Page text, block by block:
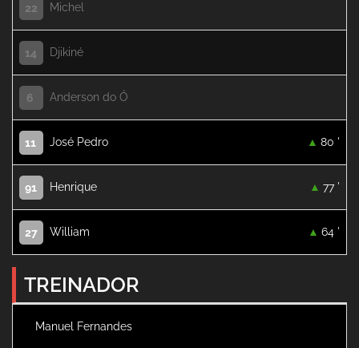
22 Michel
14 Djikiné
6 Anderson do Ó
11 José Pedro 80 '
91 Henrique 77 '
27 William 64 '
TREINADOR
Manuel Fernandes